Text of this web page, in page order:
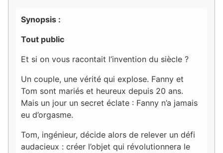
Synopsis :
Tout public
Et si on vous racontait l’invention du siècle ?
Un couple, une vérité qui explose. Fanny et
Tom sont mariés et heureux depuis 20 ans.
Mais un jour un secret éclate : Fanny n’a jamais
eu d’orgasme.
Tom, ingénieur, décide alors de relever un défi
audacieux : créer l’objet qui révolutionnera le